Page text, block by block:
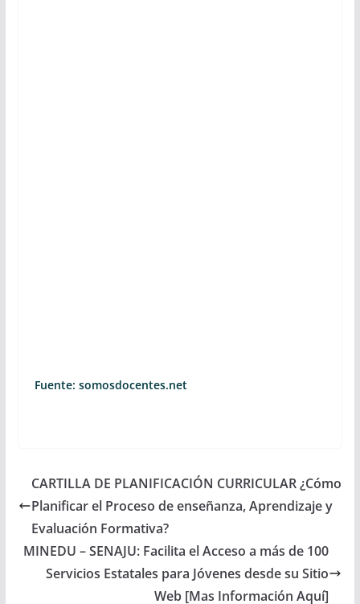
Fuente: somosdocentes.net
CARTILLA DE PLANIFICACIÓN CURRICULAR ¿Cómo
Planificar el Proceso de enseñanza, Aprendizaje y
Evaluación Formativa?
MINEDU – SENAJU: Facilita el Acceso a más de 100
Servicios Estatales para Jóvenes desde su Sitio
Web [Mas Información Aquí]